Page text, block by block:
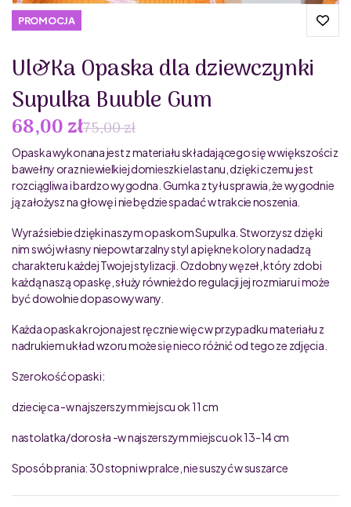
PROMOCJA
Ul&Ka Opaska dla dziewczynki
Supulka Buuble Gum
75,00zł
Pierwotna cena wynosiła: 75,00 zł.
68,00zł
Aktualna cena wynosi: 68,00 zł.
Opaska wykonana jest z materiału składającego się w większości z
bawełny oraz niewielkiej domieszki elastanu, dzięki czemu jest
rozciągliwa i bardzo wygodna. Gumka z tyłu sprawia, że wygodnie
ją założysz na głowę i nie będzie spadać w trakcie noszenia.
Wyraź siebie dzięki naszym opaskom Supulka. Stworzysz dzięki
nim swój własny niepowtarzalny styl a piękne kolory nadadzą
charakteru każdej Twojej stylizacji. Ozdobny węzeł, który zdobi
każdą naszą opaskę, służy również do regulacji jej rozmiaru i może
być dowolnie dopasowywany.
Każda opaska krojona jest ręcznie więc w przypadku materiału z
nadrukiem układ wzoru może się nieco różnić od tego ze zdjęcia.
Szerokość opaski:
dziecięca -w najszerszym miejscu ok 11 cm
nastolatka/dorosła -w najszerszym miejscu ok 13-14 cm
Sposób prania: 30 stopni w pralce, nie suszyć w suszarce